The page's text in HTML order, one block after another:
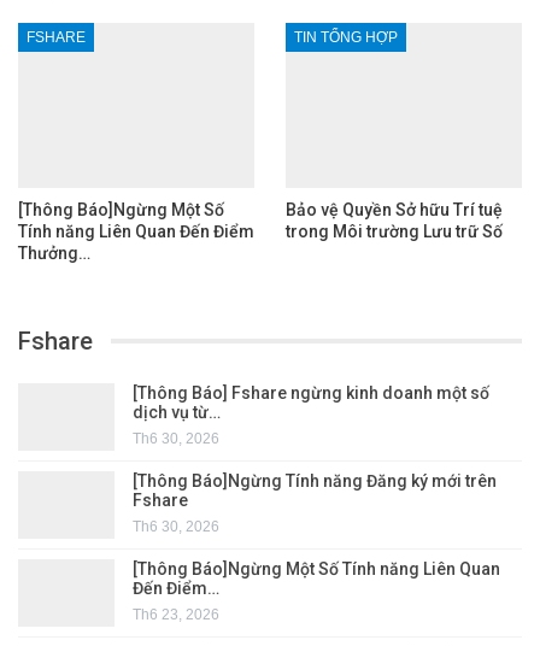
FSHARE
[Thông Báo]Ngừng Một Số
Tính năng Liên Quan Đến Điểm
Thưởng…
TIN TỔNG HỢP
Bảo vệ Quyền Sở hữu Trí tuệ
trong Môi trường Lưu trữ Số
Fshare
[Thông Báo] Fshare ngừng kinh doanh một số
dịch vụ từ…
Th6 30, 2026
[Thông Báo]Ngừng Tính năng Đăng ký mới trên
Fshare
Th6 30, 2026
[Thông Báo]Ngừng Một Số Tính năng Liên Quan
Đến Điểm…
Th6 23, 2026